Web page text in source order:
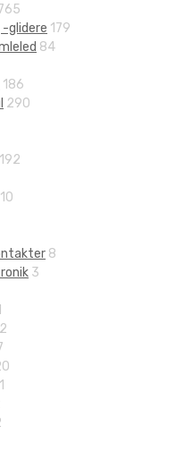
glidere 179
84
186
290
192
10
8
3